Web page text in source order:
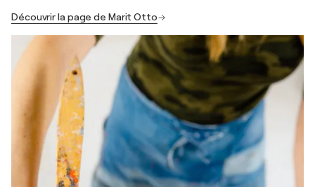
Découvrir la page de Marit Otto